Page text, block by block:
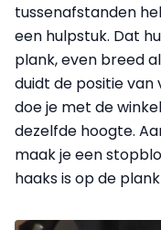
tussenafstanden
een hulpstuk. Dat
plank, even breed
duidt de positie van
doe je met de
dezelfde hoogte.
maak je een
haaks is op de